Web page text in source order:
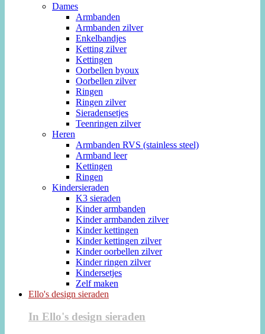
Dames
Armbanden
Armbanden zilver
Enkelbandjes
Ketting zilver
Kettingen
Oorbellen byoux
Oorbellen zilver
Ringen
Ringen zilver
Sieradensetjes
Teenringen zilver
Heren
Armbanden RVS (stainless steel)
Armband leer
Kettingen
Ringen
Kindersieraden
K3 sieraden
Kinder armbanden
Kinder armbanden zilver
Kinder kettingen
Kinder kettingen zilver
Kinder oorbellen zilver
Kinder ringen zilver
Kindersetjes
Zelf maken
Ello's design sieraden
In Ello's design sieraden